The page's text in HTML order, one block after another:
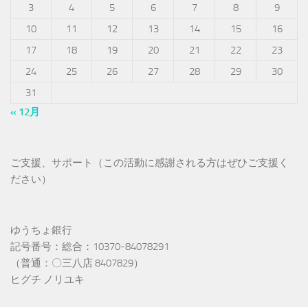
3
4 5 6 7 8
9
10
11 12 13 14 15
16
17
18 19 20 21 22
23
24
25 26 27 28 29
30
31
« 12月
ご支援、サポート（この活動に感謝される方はぜひご支援く
ださい）
ゆうちょ銀行
記号番号：総合：10370-84078291
（普通：〇三八店 8407829）
ヒグチ ノリユキ